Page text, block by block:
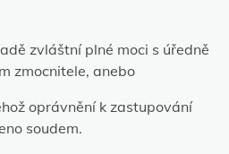
zvláštní plné moci s úředně
zmocnitele, anebo
oprávnění k zastupování
soudem.